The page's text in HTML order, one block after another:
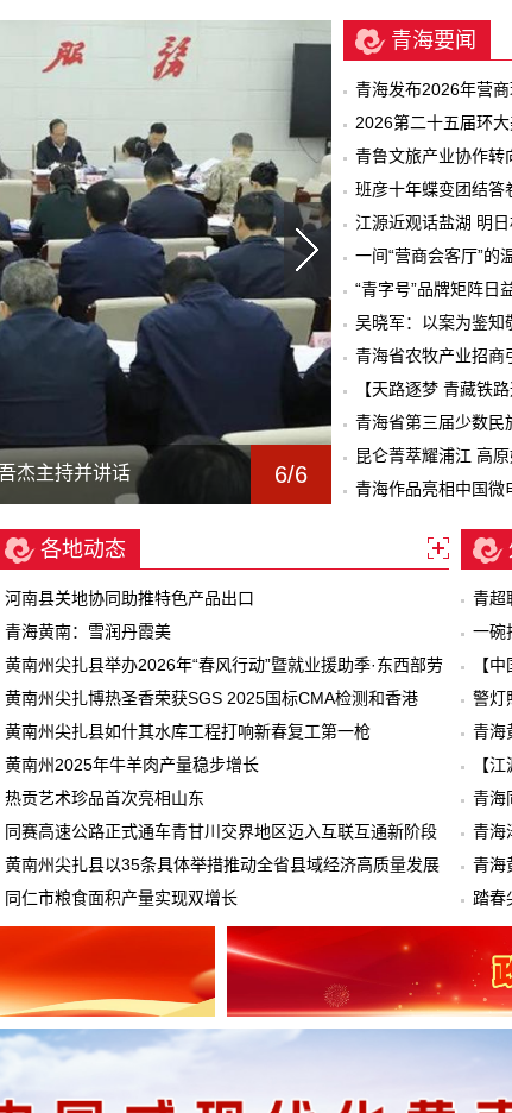
杰主持并讲话 6/6
烧发电项目 1/6
保护和高质量发展专题会 2/6
次全体会议召开 3/6
湖长制工作会议 4/6
阵地建设工作 5/6
杰主持并讲话 6/6
青海要闻
青海发布2026年营
2026第二十五届环
青鲁文旅产业协作转
班彦十年蝶变团结答
江源近观话盐湖 明日
一间“营商会客厅”的
“青字号”品牌矩阵日
吴晓军：以案为鉴知
绩
青海省农牧产业招商
【天路逐梦 青藏铁
青海省第三届少数民
昆仑菁萃耀浦江 高
消费季”活动侧记
青海作品亮相中国微
各地动态
河南县关地协同助推特色产品出口
青海黄南：雪润丹霞美
黄南州尖扎县举办2026年“春风行动”暨就业援助季·东西部劳
务协作专场招聘会
黄南州尖扎博热圣香荣获SGS 2025国标CMA检测和香港
STC双重认证
黄南州尖扎县如什其水库工程打响新春复工第一枪
黄南州2025年牛羊肉产量稳步增长
热贡艺术珍品首次亮相山东
同赛高速公路正式通车青甘川交界地区迈入互联互通新阶段
黄南州尖扎县以35条具体举措推动全省县域经济高质量发展
大会精神落到实处
同仁市粮食面积产量实现双增长
青超
一碗
首店
【
海省
警灯
青海
【
青海
青海
青海
踏春
体行